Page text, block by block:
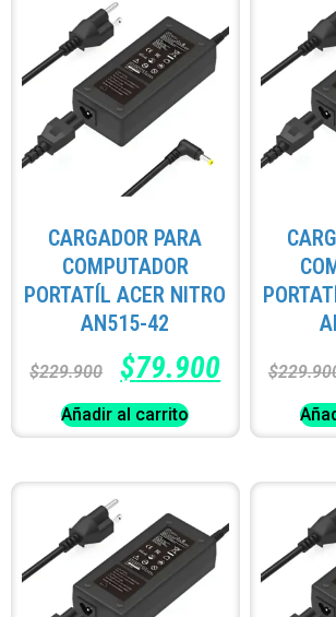
CARGADOR PARA
COMPUTADOR
PORTATÍL ACER NITRO
AN515-42
$229.900 $79.900
Añadir al carrito
$